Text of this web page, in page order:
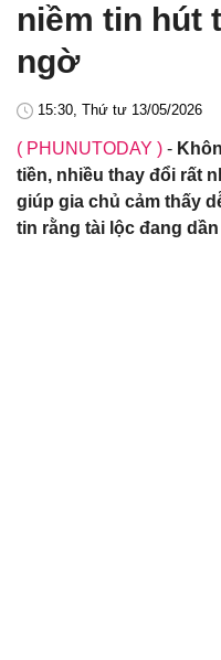
niềm tin hút
ngờ
15:30, Thứ tư 13/05/2026
( PHUNUTODAY ) -
tiền, nhiều thay đổi rất
giúp gia chủ cảm thấy
tin rằng tài lộc đang